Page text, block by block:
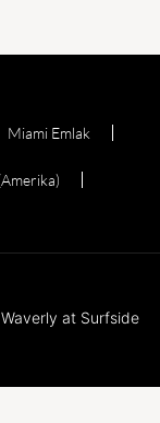
Miami Emlak
at Surfside